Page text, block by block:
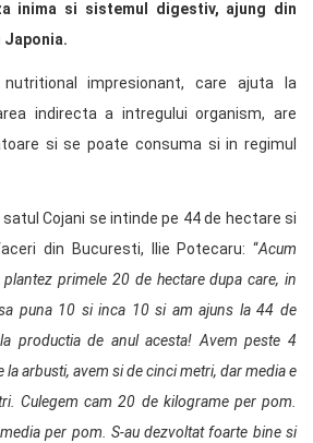
inima si sistemul digestiv, ajung din
Japonia.
impresionant, care ajuta la
indirecta a intregului organism, are
si se poate consuma si in regimul
Cojani se intinde pe 44 de hectare si
din Bucuresti, Ilie Potecaru: “Acum
primele 20 de hectare dupa care, in
puna 10 si inca 10 si am ajuns la 44 de
productia de anul acesta! Avem peste 4
la arbusti, avem si de cinci metri, dar media e
Culegem cam 20 de kilograme per pom.
per pom. S-au dezvoltat foarte bine si